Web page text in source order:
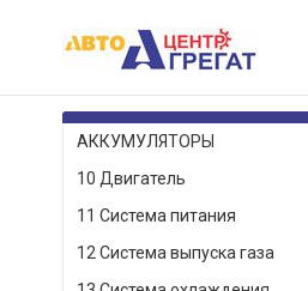
КАТАЛОГ ТОВАРОВ
АККУМУЛЯТОРЫ
10 Двигатель
11 Система питания
12 Система выпуска газа